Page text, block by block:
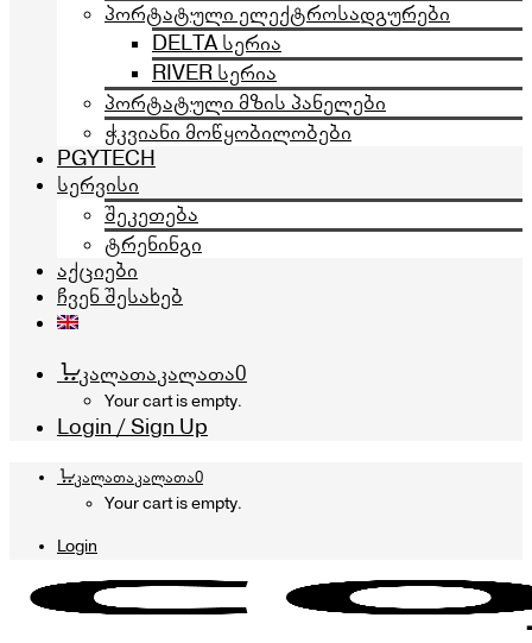
პორტატული ელექტროსადგურები
DELTA სერია
RIVER სერია
პორტატული მზის პანელები
ჭკვიანი მოწყობილობები
PGYTECH
სერვისი
შეკეთება
ტრენინგი
აქციები
ჩვენ შესახებ
კალათაკალათა0
Your cart is empty.
Login / Sign Up
კალათაკალათა0
Your cart is empty.
Login